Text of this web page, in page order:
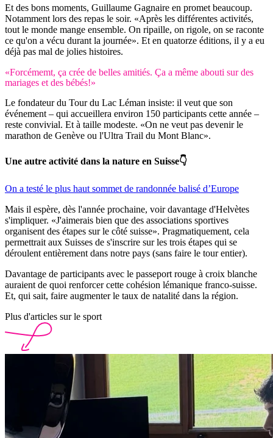
Et des bons moments, Guillaume Gagnaire en promet beaucoup.
Notamment lors des repas le soir. «Après les différentes activités,
tout le monde mange ensemble. On ripaille, on rigole, on se raconte
ce qu'on a vécu durant la journée». Et en quatorze éditions, il y a eu
déjà pas mal de jolies histoires.
«Forcémemt, ça crée de belles amitiés. Ça a même abouti sur des
mariages et des bébés!»
Le fondateur du Tour du Lac Léman insiste: il veut que son
événement – qui accueillera environ 150 participants cette année –
reste convivial. Et à taille modeste. «On ne veut pas devenir le
marathon de Genève ou l'Ultra Trail du Mont Blanc».
Une autre activité dans la nature en Suisse👇
On a testé le plus haut sommet de randonnée balisé d’Europe
Mais il espère, dès l'année prochaine, voir davantage d'Helvètes
s'impliquer. «J'aimerais bien que des associations sportives
organisent des étapes sur le côté suisse». Pragmatiquement, cela
permettrait aux Suisses de s'inscrire sur les trois étapes qui se
déroulent entièrement dans notre pays (sans faire le tour entier).
Davantage de participants avec le passeport rouge à croix blanche
auraient de quoi renforcer cette cohésion lémanique franco-suisse.
Et, qui sait, faire augmenter le taux de natalité dans la région.
Plus d'articles sur le sport